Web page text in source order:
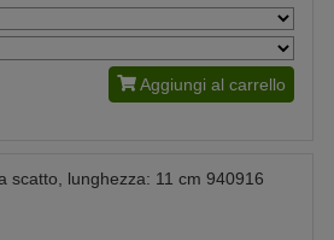
Aggiungi al carrello
scatto, lunghezza: 11 cm 940916